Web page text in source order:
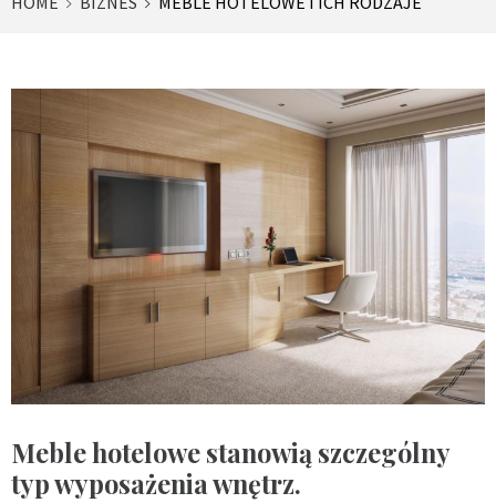
Meble hotelowe stanowią szczególny
typ wyposażenia wnętrz.